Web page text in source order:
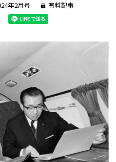
年2月号 有料記事